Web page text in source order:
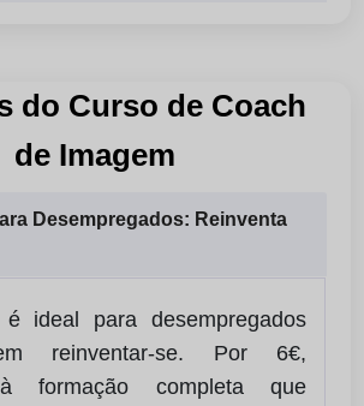
do Curso de Coach
de Imagem
Desempregados: Reinventa
ideal para desempregados
reinventar-se. Por 6€,
formação completa que